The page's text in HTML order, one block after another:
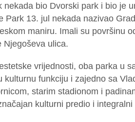
nekada bio Dvorski park i bio je
Park 13. jul nekada nazivao
maniru. Imali su površinu
Njegoševa ulica.
vrijednosti, oba parka u
kulturnu funkciju i zajedno sa
starim stadionom i
kulturni predio i integralni